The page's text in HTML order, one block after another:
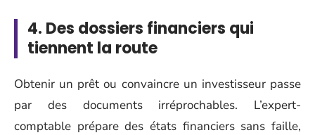
4. Des dossiers financiers qui
tiennent la route
Obtenir un prêt ou convaincre un investisseur passe
par des documents irréprochables. L’expert-
comptable prépare des états financiers sans faille,